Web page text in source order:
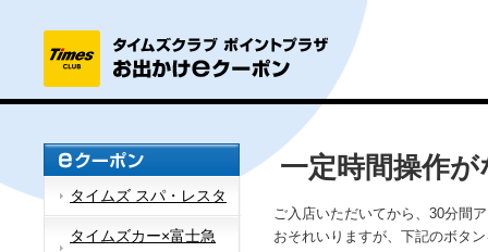
タイムズ スパ・レスタ
タイムズカー×富士急
一定時間操作
ご入店いただいてから、30分間
おそれいりますが、下記のボタ